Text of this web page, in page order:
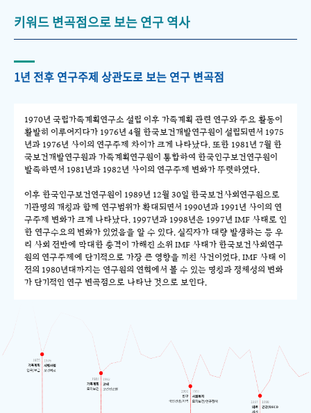
키워드 변곡점으로 보는 연구 역사
1년 전후 연구주제 상관도로 보는 연구 변곡점
1970년 국립가족계획연구소 설립 이후 가족계획 관련 연구와 주요 활동이
활발히 이루어지다가 1976년 4월 한국보건개발연구원이 설립되면서 1975
년과 1976년 사이의 연구주제 차이가 크게 나타났다. 또한 1981년 7월 한
국보건개발연구원과 가족계획연구원이 통합하여 한국인구보건연구원이
발족하면서 1981년과 1982년 사이의 연구주제 변화가 뚜렷하였다.
이후 한국인구보건연구원이 1989년 12월 30일 한국보건사회연구원으로
기관명의 개칭과 함께 연구범위가 확대되면서 1990년과 1991년 사이의 연
구주제 변화가 크게 나타났다. 1997년과 1998년은 1997년 IMF 사태로 인
한 연구수요의 변화가 있었음을 알 수 있다. 실직자가 대량 발생하는 등 우
리 사회 전반에 막대한 충격이 가해진 소위 IMF 사태가 한국보건사회연구
원의 연구주제에 단기적으로 가장 큰 영향을 끼친 사건이었다. IMF 사태 이
전의 1980년대까지는 연구원의 연혁에서 볼 수 있는 명칭과 정체성의 변화
가 단기적인 연구 변곡점으로 나타난 것으로 보인다.